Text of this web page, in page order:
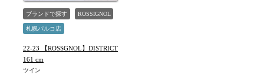
ブランドで探す ROSSIGNOL
札幌パルコ店
22-23 【ROSSGNOL】DISTRICT
161 cm
ツイン